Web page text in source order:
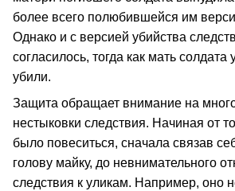
более всего полюбившейся им
Однако и с версией убийства
согласилось, тогда как мать
убили.
Защита обращает внимание на
нестыковки следствия. Начиная от
было повеситься, сначала связав
голову майку, до невнимательного
следствия к уликам. Например, оно